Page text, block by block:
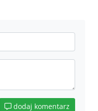
dodaj komentarz